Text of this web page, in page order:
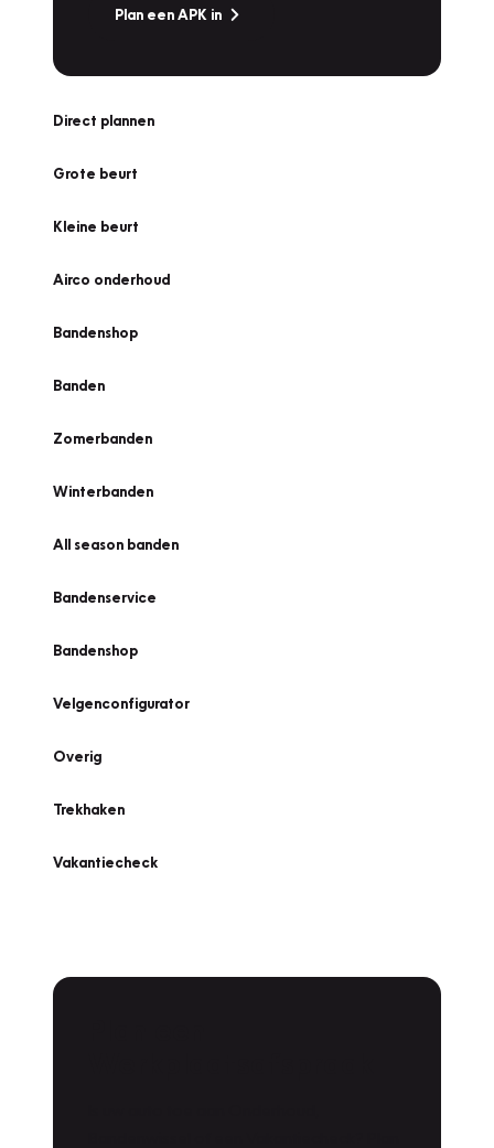
Plan een APK in
Direct plannen
Grote beurt
Kleine beurt
Airco onderhoud
Bandenshop
Banden
Zomerbanden
Winterbanden
All season banden
Bandenservice
Bandenshop
Velgenconfigurator
Overig
Trekhaken
Vakantiecheck